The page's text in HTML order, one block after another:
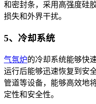
和密封条，采用高强度硅
损失和外界干扰。
5、冷却系统
气氛炉的冷却系统能够快
运行后能够迅速恢复到安
管道等设备，能够高效地
定性和安全性。